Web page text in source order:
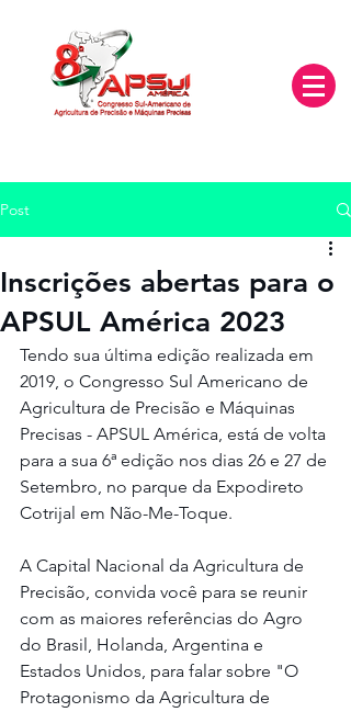
Post
Inscrições abertas para o
APSUL América 2023
Tendo sua última edição realizada em
2019, o Congresso Sul Americano de
Agricultura de Precisão e Máquinas
Precisas - APSUL América, está de volta
para a sua 6ª edição nos dias 26 e 27 de
Setembro, no parque da Expodireto
Cotrijal em Não-Me-Toque.
A Capital Nacional da Agricultura de
Precisão, convida você para se reunir
com as maiores referências do Agro
do Brasil, Holanda, Argentina e
Estados Unidos, para falar sobre "O
Protagonismo da Agricultura de